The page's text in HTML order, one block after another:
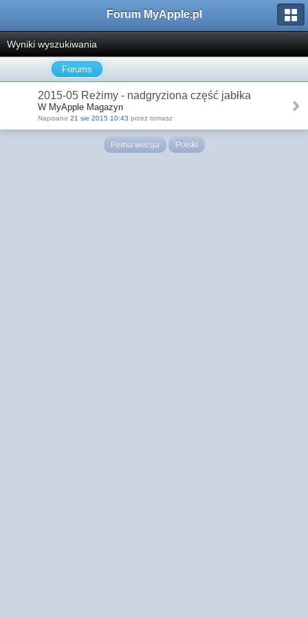
Forum MyApple.pl
Wyniki wyszukiwania
Forums
2015-05 Reżimy - nadgryziona część jabłka
W MyApple Magazyn
Napisano 21 sie 2015 10:43 przez tomasz
Pełna wersja Polski